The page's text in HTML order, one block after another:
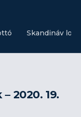
Skandináv
2020. 19.